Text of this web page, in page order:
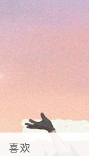
喜欢